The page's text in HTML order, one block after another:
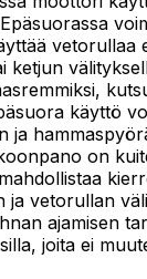
vetorullaa
ketjun
käyttö
ja
on
ja vetorullan
ajamisen
joita ei